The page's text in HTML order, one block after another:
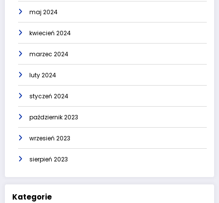
maj 2024
kwiecień 2024
marzec 2024
luty 2024
styczeń 2024
październik 2023
wrzesień 2023
sierpień 2023
Kategorie